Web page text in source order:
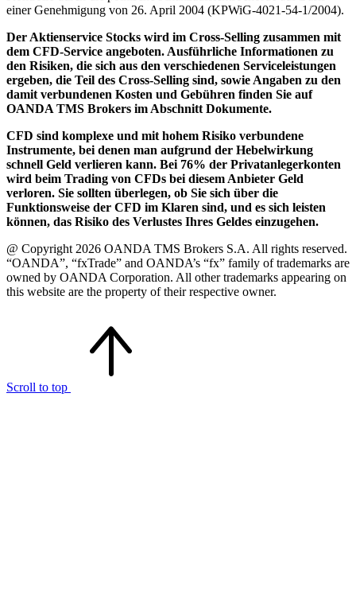
einer Genehmigung von 26. April 2004 (KPWiG-4021-54-1/2004).
Der Aktienservice Stocks wird im Cross-Selling zusammen mit
dem CFD-Service angeboten. Ausführliche Informationen zu
den Risiken, die sich aus den verschiedenen Serviceleistungen
ergeben, die Teil des Cross-Selling sind, sowie Angaben zu den
damit verbundenen Kosten und Gebühren finden Sie auf
OANDA TMS Brokers im Abschnitt Dokumente.
CFD sind komplexe und mit hohem Risiko verbundene
Instrumente, bei denen man aufgrund der Hebelwirkung
schnell Geld verlieren kann. Bei 76% der Privatanlegerkonten
wird beim Trading von CFDs bei diesem Anbieter Geld
verloren. Sie sollten überlegen, ob Sie sich über die
Funktionsweise der CFD im Klaren sind, und es sich leisten
können, das Risiko des Verlustes Ihres Geldes einzugehen.
@ Copyright 2026 OANDA TMS Brokers S.A. All rights reserved.
“OANDA”, “fxTrade” and OANDA’s “fx” family of trademarks are
owned by OANDA Corporation. All other trademarks appearing on
this website are the property of their respective owner.
Scroll to top